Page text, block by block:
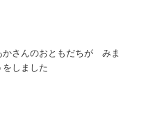
さんのおともだちが みま
しました